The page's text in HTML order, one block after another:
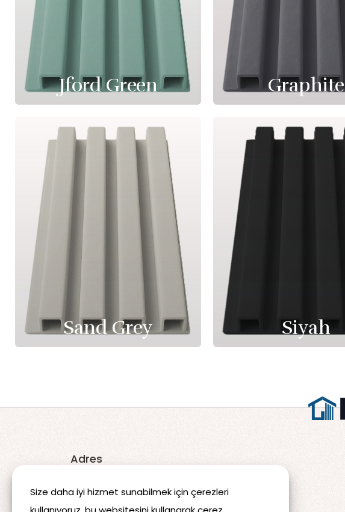
Size daha iyi hizmet sunabilmek için çerezleri
Jford Green Graphite
Sand Grey Siyah
Adres
Cadde No:17 Şanlıurfa/TÜRKİYE